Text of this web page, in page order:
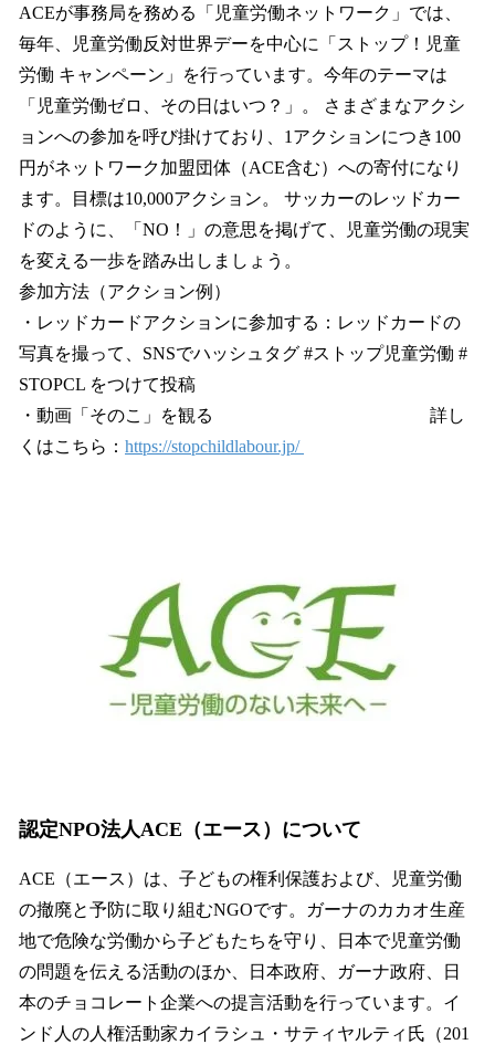
ACEが事務局を務める「児童労働ネットワーク」では、
毎年、児童労働反対世界デーを中心に「ストップ！児童
労働 キャンペーン」を行っています。今年のテーマは
「児童労働ゼロ、その日はいつ？」。 さまざまなアクシ
ョンへの参加を呼び掛けており、1アクションにつき100
円がネットワーク加盟団体（ACE含む）への寄付になり
ます。目標は10,000アクション。 サッカーのレッドカー
ドのように、「NO！」の意思を掲げて、児童労働の現実
を変える一歩を踏み出しましょう。
参加方法（アクション例）
・レッドカードアクションに参加する：レッドカードの
写真を撮って、SNSでハッシュタグ #ストップ児童労働 #
STOPCL をつけて投稿
・動画「そのこ」を観る 詳し
くはこちら： https://stopchildlabour.jp/
認定NPO法人ACE（エース）について
ACE（エース）は、子どもの権利保護および、児童労働
の撤廃と予防に取り組むNGOです。ガーナのカカオ生産
地で危険な労働から子どもたちを守り、日本で児童労働
の問題を伝える活動のほか、日本政府、ガーナ政府、日
本のチョコレート企業への提言活動を行っています。イ
ンド人の人権活動家カイラシュ・サティヤルティ氏（201